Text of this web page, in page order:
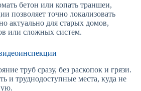
бетон или копать траншеи,
позволяет точно локализовать
актуально для старых домов,
или сложных систем.
труб сразу, без раскопок и грязи.
и труднодоступные места, куда не